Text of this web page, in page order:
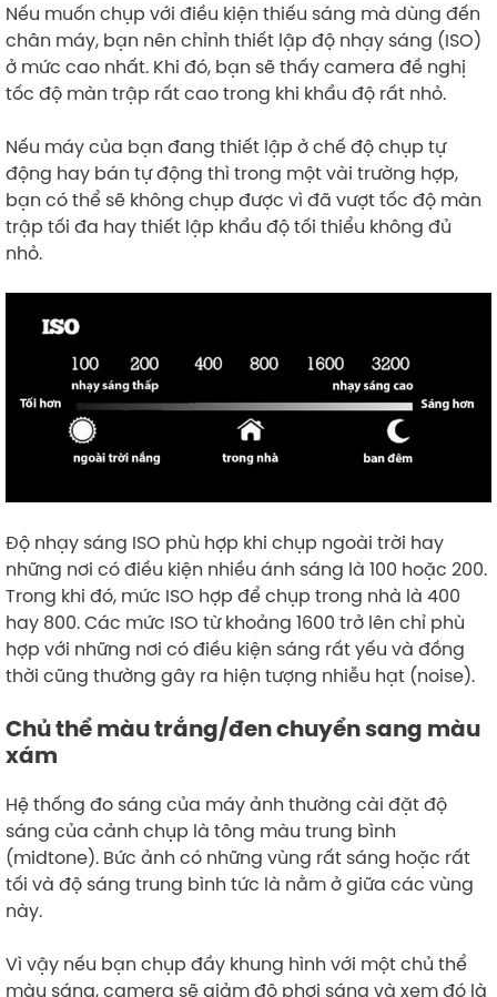
Nếu muốn chụp với điều kiện thiếu sáng mà dùng đến
chân máy, bạn nên chỉnh thiết lập độ nhạy sáng (ISO)
ở mức cao nhất. Khi đó, bạn sẽ thấy camera đề nghị
tốc độ màn trập rất cao trong khi khẩu độ rất nhỏ.
Nếu máy của bạn đang thiết lập ở chế độ chụp tự
động hay bán tự động thì trong một vài trường hợp,
bạn có thể sẽ không chụp được vì đã vượt tốc độ màn
trập tối đa hay thiết lập khẩu độ tối thiểu không đủ
nhỏ.
Độ nhạy sáng ISO phù hợp khi chụp ngoài trời hay
những nơi có điều kiện nhiều ánh sáng là 100 hoặc 200.
Trong khi đó, mức ISO hợp để chụp trong nhà là 400
hay 800. Các mức ISO từ khoảng 1600 trở lên chỉ phù
hợp với những nơi có điều kiện sáng rất yếu và đồng
thời cũng thường gây ra hiện tượng nhiễu hạt (noise).
Chủ thể màu trắng/đen chuyển sang màu
xám
Hệ thống đo sáng của máy ảnh thường cài đặt độ
sáng của cảnh chụp là tông màu trung bình
(midtone). Bức ảnh có những vùng rất sáng hoặc rất
tối và độ sáng trung bình tức là nằm ở giữa các vùng
này.
Vì vậy nếu bạn chụp đầy khung hình với một chủ thể
màu sáng, camera sẽ giảm độ phơi sáng và xem đó là